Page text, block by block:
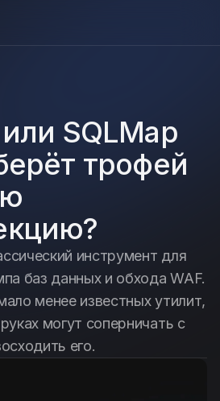
SQLMap
трофей
инструмент для
баз данных и обхода WAF.
менее известных утилит,
могут соперничать с
его.